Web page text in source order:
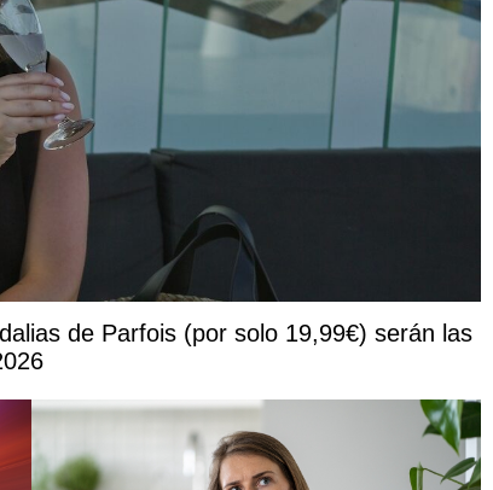
de Parfois (por solo 19,99€) serán las